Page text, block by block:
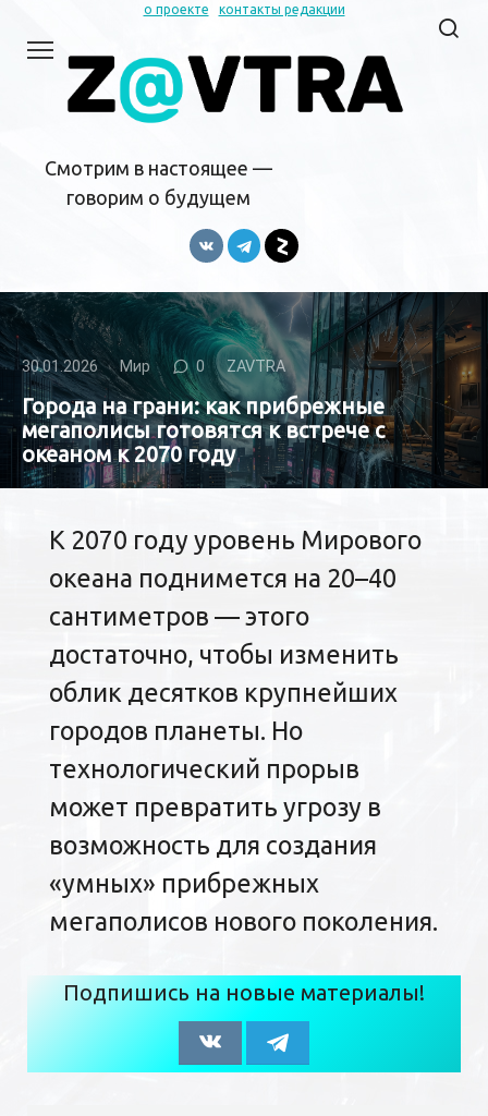
контенту
о проекте контакты редакции
Смотрим в настоящее —
говорим о будущем
30.01.2026 Мир 0 ZAVTRA
Города на грани: как прибрежные
мегаполисы готовятся к встрече с
океаном к 2070 году
К 2070 году уровень Мирового
океана поднимется на 20–40
сантиметров — этого
достаточно, чтобы изменить
облик десятков крупнейших
городов планеты. Но
технологический прорыв
может превратить угрозу в
возможность для создания
«умных» прибрежных
мегаполисов нового поколения.
Подпишись на новые материалы!